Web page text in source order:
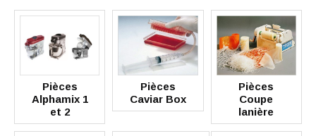
Pièces
Alphamix 1
et 2
Pièces
Caviar Box
Pièces
Coupe
lanière